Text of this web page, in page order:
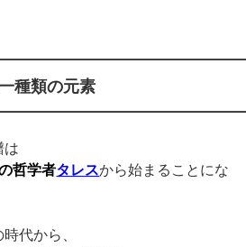
種類の元素
は
哲学者タレスから始まることにな
代から、